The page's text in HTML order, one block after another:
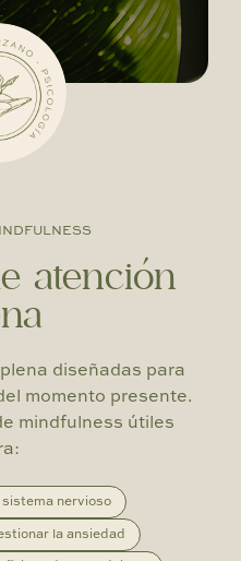
atención
diseñadas para
momento presente.
mindfulness útiles
nervioso
la ansiedad